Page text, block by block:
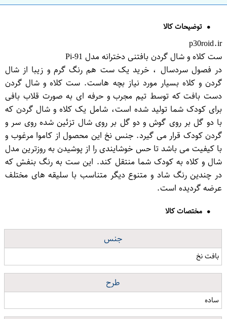
توضیحات کالا
p30roid.ir
ست کلاه و شال گردن بافتنی دخترانه مدل Pi-91
در فصول سردسال ، خرید یک ست هم رنگ گرم و زیبا از شال
گردن و کلاه بسیار مورد نیاز بچه هاست. ست کلاه و شال گردن
دست بافت که توسط تیم مجرب و حرفه ای به صورت قلاب بافی
برای کودک شما تولید شده است، شامل یک کلاه و شال گردن که
با دو گل بر روی گوش و دو گل بر روی شال تزئین شده روی سر و
گردن کودک قرار می گیرد. جنس نخ این محصول از کاموا مرغوب و
با کیفیت می باشد تا حس خوشایندی را از پوشیدن به روزترین مدل
شال و کلاه به کودک شما منتقل کند. این ست به رنگ بنفش که
در چندین رنگ شاد و متنوع دیگر متناسب با سلیقه های مختلف
عرضه گردیده است.
مختصات کالا
جنس
بافت نخ
طرح
ساده